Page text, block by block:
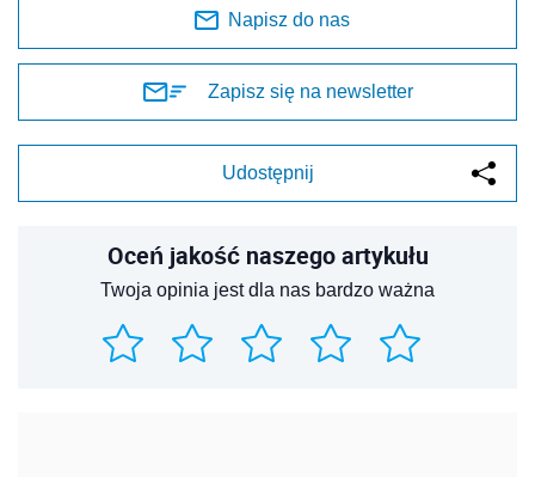
Napisz do nas
Zapisz się na newsletter
Udostępnij
Oceń jakość naszego artykułu
Twoja opinia jest dla nas bardzo ważna